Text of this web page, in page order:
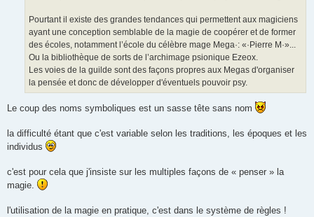
Pourtant il existe des grandes tendances qui permettent aux magiciens
ayant une conception semblable de la magie de coopérer et de former
des écoles, notamment l’école du célèbre mage Mega·: «·Pierre M·»...
Ou la bibliothèque de sorts de l’archimage psionique Ezeox.
Les voies de la guilde sont des façons propres aux Megas d'organiser
la pensée et donc de développer d'éventuels pouvoir psy.
Le coup des noms symboliques est un sasse tête sans nom
la difficulté étant que c'est variable selon les traditions, les époques et les
individus
c'est pour cela que j'insiste sur les multiples façons de « penser » la
magie.
l'utilisation de la magie en pratique, c'est dans le système de règles !